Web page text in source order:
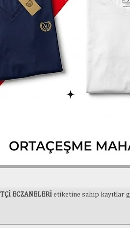
ECZANELERİ etiketine sahip kayıtlar